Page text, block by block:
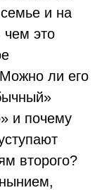
и на
чем это
ли его
и почему
второго?